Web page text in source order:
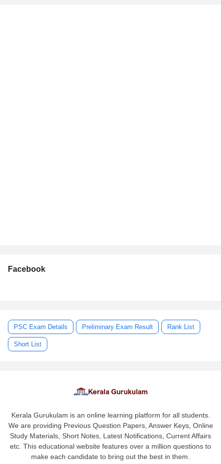
Facebook
PSC Exam Details Preliminary Exam Result Rank List
Short List
Kerala Gurukulam is an online learning platform for all students.
We are providing Previous Question Papers, Answer Keys, Online
Study Materials, Short Notes, Latest Notifications, Current Affairs
etc. This educational website features over a million questions to
make each candidate to bring out the best in them.